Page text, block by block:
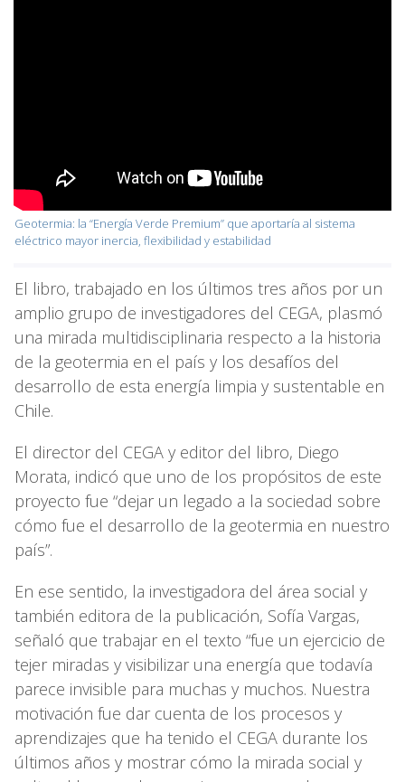
Geotermia: la “Energía Verde Premium” que aportaría al sistema
eléctrico mayor inercia, flexibilidad y estabilidad
El libro, trabajado en los últimos tres años por un
amplio grupo de investigadores del CEGA, plasmó
una mirada multidisciplinaria respecto a la historia
de la geotermia en el país y los desafíos del
desarrollo de esta energía limpia y sustentable en
Chile.
El director del CEGA y editor del libro, Diego
Morata, indicó que uno de los propósitos de este
proyecto fue “dejar un legado a la sociedad sobre
cómo fue el desarrollo de la geotermia en nuestro
país”.
En ese sentido, la investigadora del área social y
también editora de la publicación, Sofía Vargas,
señaló que trabajar en el texto “fue un ejercicio de
tejer miradas y visibilizar una energía que todavía
parece invisible para muchas y muchos. Nuestra
motivación fue dar cuenta de los procesos y
aprendizajes que ha tenido el CEGA durante los
últimos años y mostrar cómo la mirada social y